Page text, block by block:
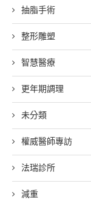
抽脂手術
整形雕塑
智慧醫療
更年期調理
未分類
權威醫師專訪
法瑞診所
減重